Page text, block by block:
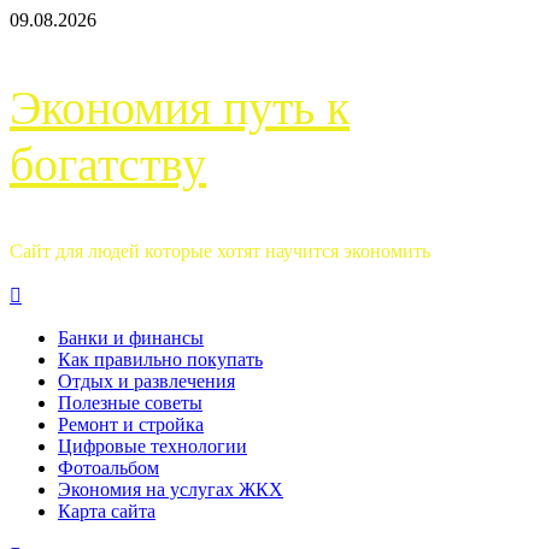
Перейти
09.08.2026
Экономия путь к
богатству
Сайт для людей которые хотят научится экономить
Банки и финансы
Как правильно покупать
Отдых и развлечения
Полезные советы
Ремонт и стройка
Цифровые технологии
Фотоальбом
Экономия на услугах ЖКХ
Карта сайта